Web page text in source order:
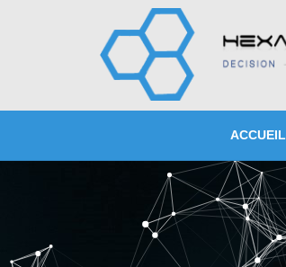
ACCUEIL